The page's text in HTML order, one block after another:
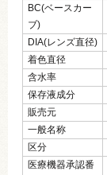
BC(ベースカー
ブ)
DIA(レンズ直径)
着色直径
含水率
保存液成分
販売元
一般名称
区分
医療機器承認番